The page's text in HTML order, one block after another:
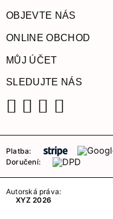
OBJEVTE NÁS
ONLINE OBCHOD
MŮJ ÚČET
SLEDUJTE NÁS
Platba:
Doručení:
Autorská práva:
XYZ 2026